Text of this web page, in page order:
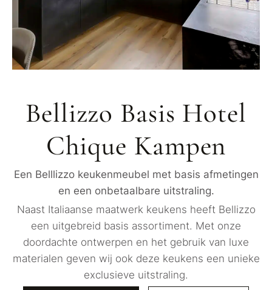
Bellizzo Basis Hotel
Chique Kampen
Een Belllizzo keukenmeubel met basis afmetingen
en een onbetaalbare uitstraling.
Naast Italiaanse maatwerk keukens heeft Bellizzo
een uitgebreid basis assortiment. Met onze
doordachte ontwerpen en het gebruik van luxe
materialen geven wij ook deze keukens een unieke
exclusieve uitstraling.